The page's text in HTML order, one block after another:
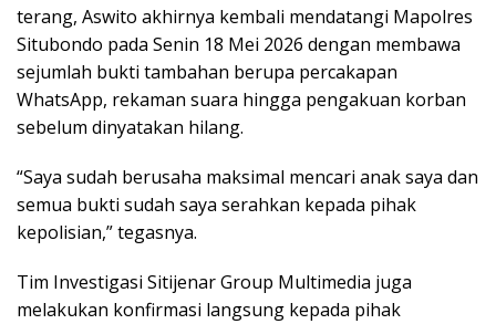
terang, Aswito akhirnya kembali mendatangi Mapolres
Situbondo pada Senin 18 Mei 2026 dengan membawa
sejumlah bukti tambahan berupa percakapan
WhatsApp, rekaman suara hingga pengakuan korban
sebelum dinyatakan hilang.
“Saya sudah berusaha maksimal mencari anak saya dan
semua bukti sudah saya serahkan kepada pihak
kepolisian,” tegasnya.
Tim Investigasi Sitijenar Group Multimedia juga
melakukan konfirmasi langsung kepada pihak